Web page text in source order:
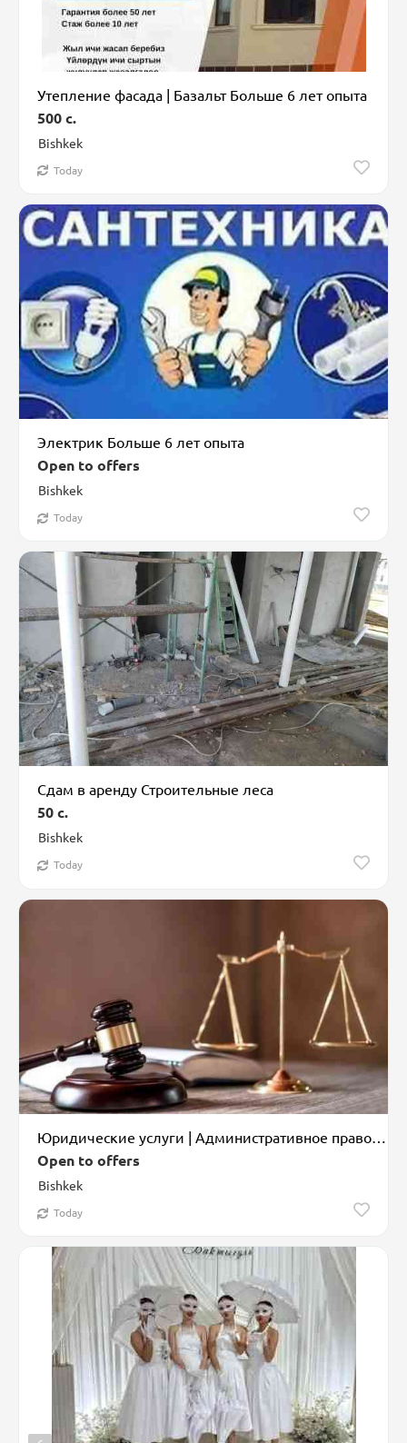
Утепление фасада | Базальт Больше 6 лет опыта
Bishkek
500 c.
Today
Электрик Больше 6 лет опыта
Bishkek
Open to offers
Today
Сдам в аренду Строительные леса
Bishkek
50 c.
Today
Bishkek
Open to offers
Today